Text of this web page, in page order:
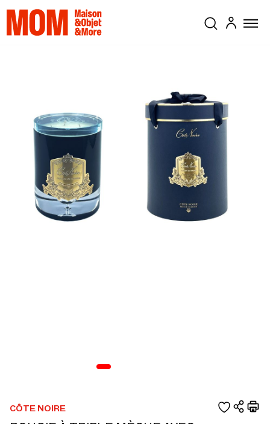
CÔTE NOIRE